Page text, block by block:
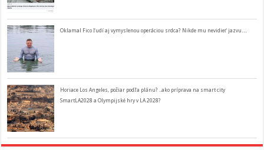
Oklamal Fico ľudí aj vymyslenou operáciou srdca? Nikde mu nevidieť jazvu…
Horiace Los Angeles, požiar podľa plánu? ..ako príprava na smart city
SmartLA2028 a Olympijské hry v LA 2028?